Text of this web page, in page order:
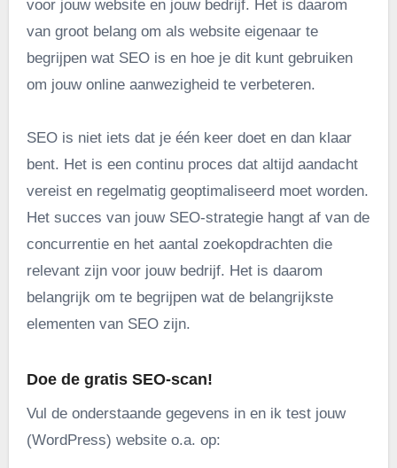
voor jouw website en jouw bedrijf. Het is daarom
van groot belang om als website eigenaar te
begrijpen wat SEO is en hoe je dit kunt gebruiken
om jouw online aanwezigheid te verbeteren.
SEO is niet iets dat je één keer doet en dan klaar
bent. Het is een continu proces dat altijd aandacht
vereist en regelmatig geoptimaliseerd moet worden.
Het succes van jouw SEO-strategie hangt af van de
concurrentie en het aantal zoekopdrachten die
relevant zijn voor jouw bedrijf. Het is daarom
belangrijk om te begrijpen wat de belangrijkste
elementen van SEO zijn.
Doe de gratis SEO-scan!
Vul de onderstaande gegevens in en ik test jouw
(WordPress) website o.a. op: